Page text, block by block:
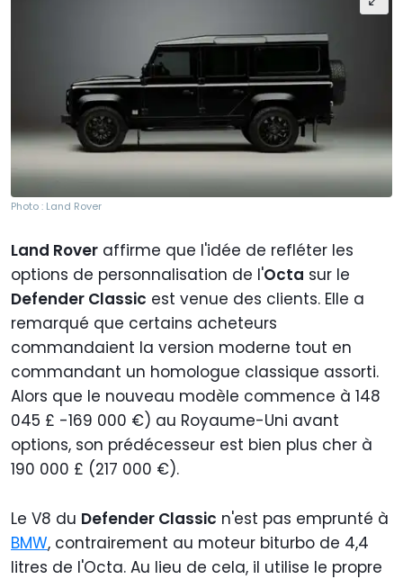
Photo : Land Rover
Land Rover affirme que l'idée de refléter les
options de personnalisation de l'Octa sur le
Defender Classic est venue des clients. Elle a
remarqué que certains acheteurs
commandaient la version moderne tout en
commandant un homologue classique assorti.
Alors que le nouveau modèle commence à 148
045 £ -169 000 €) au Royaume-Uni avant
options, son prédécesseur est bien plus cher à
190 000 £ (217 000 €).
Le V8 du Defender Classic n'est pas emprunté à
BMW, contrairement au moteur biturbo de 4,4
litres de l'Octa. Au lieu de cela, il utilise le propre